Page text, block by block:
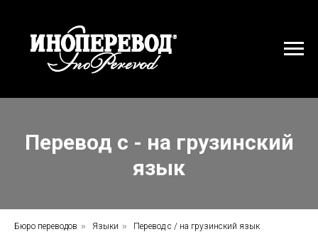
Перевод с - на грузинский
язык
Бюро переводов » Языки » Перевод с / на грузинский язык